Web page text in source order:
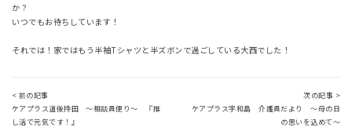
か？
いつでもお待ちしています！
それでは！家ではもう半袖Tシャツと半ズボンで過ごしている大西でした！
< 前の記事
ケアプラス道後持田 ～相談員便り～ 『推
し活で元気です！』
次の記事 >
ケアプラス宇和島 介護員だより ～母の日
の思いを込めて～